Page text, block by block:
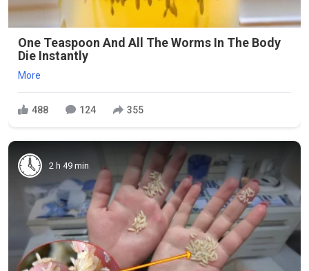
One Teaspoon And All The Worms In The Body
Die Instantly
More
488 124 355
2 h 49 min